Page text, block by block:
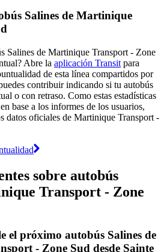
Salines de Martinique
Salines de Martinique Transport - Zone
Abre la aplicación Transit para
de esta línea compartidos por
contribuir indicando si tu autobús
o con retraso. Como estas estadísticas
base a los informes de los usuarios,
datos oficiales de Martinique Transport -
sobre autobús
Transport - Zone
el próximo autobús Salines de
- Zone Sud desde Sainte